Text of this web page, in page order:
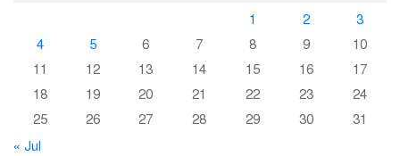
1
2
3
4
5 6 7 8 9
10
11
12 13 14 15 16
17
18
19 20 21 22 23
24
25
26 27 28 29 30
31
« Jul